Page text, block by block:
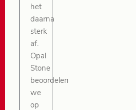
het
daarna
sterk
af.
Opal
Stone
beoordelen
we
op